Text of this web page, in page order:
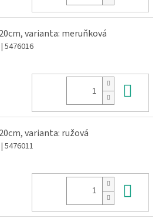
varianta: meruňková
| 5476016
varianta: ružová
| 5476011